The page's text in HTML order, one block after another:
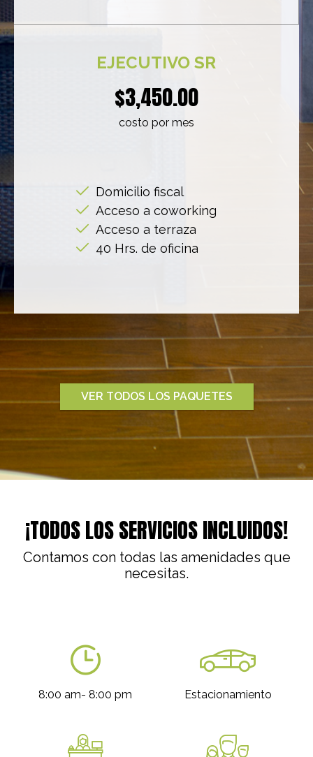
EJECUTIVO SR
$3,450.00
costo por mes
Domicilio fiscal
Acceso a coworking
Acceso a terraza
40 Hrs. de oficina
VER TODOS LOS PAQUETES
¡TODOS LOS SERVICIOS INCLUIDOS!
Contamos con todas las amenidades que
necesitas.
8:00 am- 8:00 pm Estacionamiento